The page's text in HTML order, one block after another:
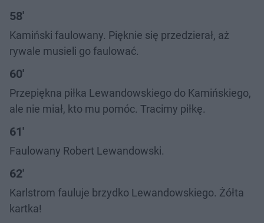
58'
Kamiński faulowany. Pięknie się przedzierał, aż
rywale musieli go faulować.
60'
Przepiękna piłka Lewandowskiego do Kamińskiego,
ale nie miał, kto mu pomóc. Tracimy piłkę.
61'
Faulowany Robert Lewandowski.
62'
Karlstrom fauluje brzydko Lewandowskiego. Żółta
kartka!